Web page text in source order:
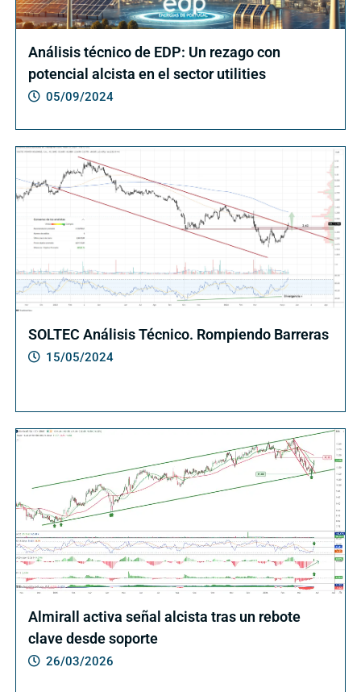
Análisis técnico de EDP: Un rezago con
potencial alcista en el sector utilities
05/09/2024
SOLTEC Análisis Técnico. Rompiendo Barreras
15/05/2024
Almirall activa señal alcista tras un rebote
clave desde soporte
26/03/2026